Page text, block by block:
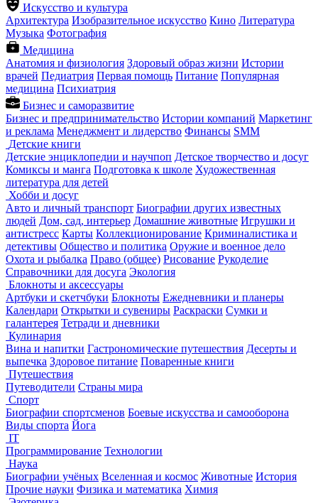
Искусство и культура
Архитектура Изобразительное искусство Кино Литература
Музыка Фотография
Медицина
Анатомия и физиология Здоровый образ жизни Истории
врачей Педиатрия Первая помощь Питание Популярная
медицина Психиатрия
Бизнес и саморазвитие
Бизнес и предпринимательство Истории компаний Маркетинг
и реклама Менеджмент и лидерство Финансы SMM
Детские книги
Детские энциклопедии и научпоп Детское творчество и досуг
Комиксы и манга Подготовка к школе Художественная
литература для детей
Хобби и досуг
Авто и личный транспорт Биографии других известных
людей Дом, сад, интерьер Домашние животные Игрушки и
антистресс Карты Коллекционирование Криминалистика и
детективы Общество и политика Оружие и военное дело
Охота и рыбалка Право (общее) Рисование Рукоделие
Справочники для досуга Экология
Блокноты и аксессуары
Артбуки и скетчбуки Блокноты Ежедневники и планеры
Календари Открытки и сувениры Раскраски Сумки и
галантерея Тетради и дневники
Кулинария
Вина и напитки Гастрономические путешествия Десерты и
выпечка Здоровое питание Поваренные книги
Путешествия
Путеводители Страны мира
Спорт
Биографии спортсменов Боевые искусства и самооборона
Виды спорта Йога
IT
Программирование Технологии
Наука
Биографии учёных Вселенная и космос Животные История
Прочие науки Физика и математика Химия